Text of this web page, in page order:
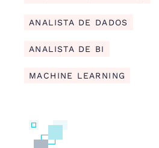
ANALISTA DE DADOS
ANALISTA DE BI
MACHINE LEARNING